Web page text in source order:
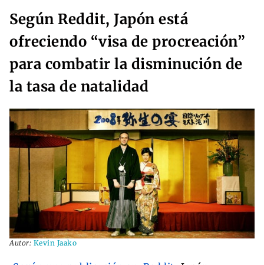
Según Reddit, Japón está
ofreciendo “visa de procreación”
para combatir la disminución de
la tasa de natalidad
Autor: Kevin Jaako